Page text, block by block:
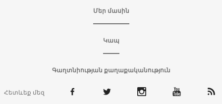
Մեր մասին
Կապ
Գաղտնիության քաղաքականություն
Հետևեք մեզ